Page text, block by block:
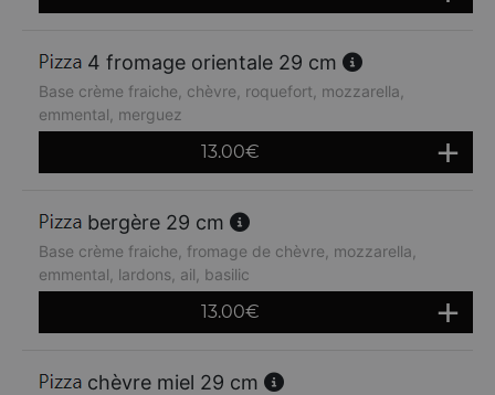
4 fromage orientale 29 cm
Base crème fraiche, chèvre, roquefort, mozzarella,
emmental, merguez
13.00€
bergère 29 cm
Base crème fraiche, fromage de chèvre, mozzarella,
emmental, lardons, ail, basilic
13.00€
chèvre miel 29 cm